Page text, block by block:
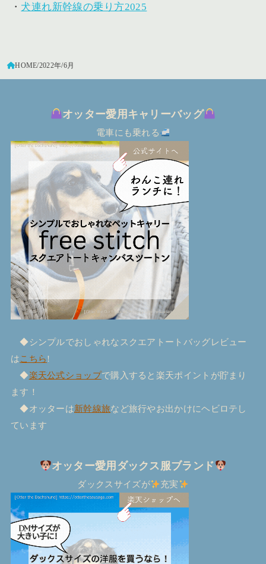
・ 犬連れ新幹線の乗り方2025
HOME 2022年 6月
オッター愛用キャリーバッグ
電車にも乗れる
◆シンプルでおしゃれなスクエアトートバッグレビュー
はこちら!
◆楽天公式ショップで購入すると楽天ポイントが貯まり
ます！
◆オッターは新幹線旅など旅行やお出かけにヘビロテし
ています
オッター愛用ダックス服ブランド
ダックスサイズが 充実